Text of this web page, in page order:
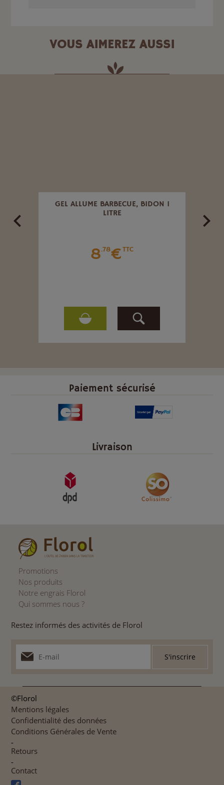
VOUS AIMEREZ AUSSI
GEL ALLUME BARBECUE, BIDON 1
LITRE
8.78€TTC
Paiement sécurisé
Livraison
Promotions
Nos produits
Notre engrais Florol
Qui sommes nous ?
Restez informés des activités de Florol
©Florol
Mentions légales
Confidentialité des données
Conditions Générales de Vente
-
Retours
-
Contact